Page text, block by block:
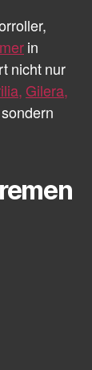
in
nicht nur
Gilera,